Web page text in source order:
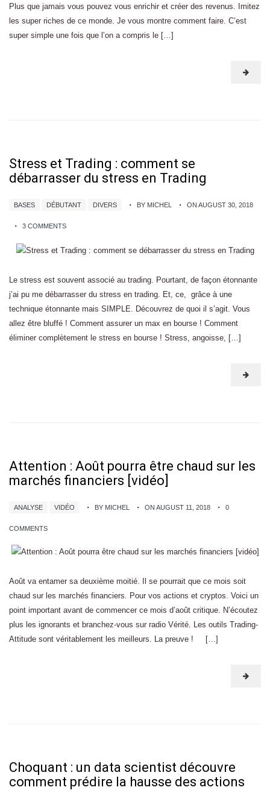
Plus que jamais vous pouvez vous enrichir et créer des revenus. Imitez
les super riches de ce monde. Je vous montre comment faire. C’est
super simple une fois que l’on a compris le […]
Stress et Trading : comment se
débarrasser du stress en Trading
BASES DÉBUTANT DIVERS BY MICHEL ON AUGUST 30, 2018
3 COMMENTS
Le stress est souvent associé au trading. Pourtant, de façon étonnante
j’ai pu me débarrasser du stress en trading. Et, ce, grâce à une
technique étonnante mais SIMPLE. Découvrez de quoi il s’agit. Vous
allez être bluffé ! Comment assurer un max en bourse ! Comment
éliminer complètement le stress en bourse ! Stress, angoisse, […]
Attention : Août pourra être chaud sur les
marchés financiers [vidéo]
ANALYSE VIDÉO BY MICHEL ON AUGUST 11, 2018 0
COMMENTS
Août va entamer sa deuxième moitié. Il se pourrait que ce mois soit
chaud sur les marchés financiers. Pour vos actions et cryptos. Voici un
point important avant de commencer ce mois d’août critique. N’écoutez
plus les ignorants et branchez-vous sur radio Vérité. Les outils Trading-
Attitude sont véritablement les meilleurs. La preuve ! […]
Choquant : un data scientist découvre
comment prédire la hausse des actions